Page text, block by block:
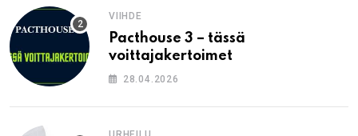
VIIHDE
Pacthouse 3 – tässä
voittajakertoimet
28.04.2026